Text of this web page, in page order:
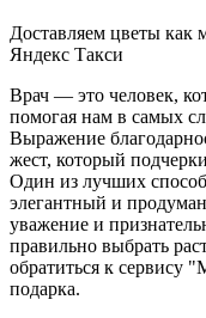
Доставляем цветы как
Яндекс Такси
Врач — это человек,
помогая нам в самых
Выражение
жест, который
Один из лучших
элегантный и
уважение и
правильно выбрать
обратиться к сервису
подарка.